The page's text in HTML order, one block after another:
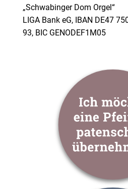
„Schwa­bin­ger Dom Orgel“
LIGA Bank eG, IBAN DE47
93, BIC GENODEF1M05